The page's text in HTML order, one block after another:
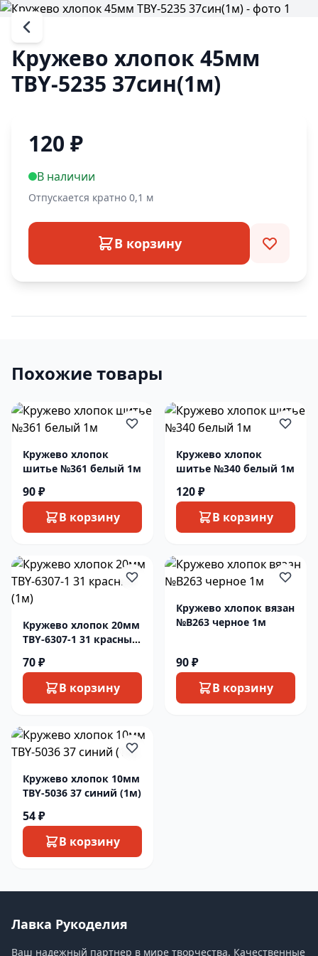
Кружево хлопок 45мм
ТBY-5235 37син(1м)
120 ₽
В наличии
Отпускается кратно 0,1 м
В корзину
Похожие товары
Кружево хлопок
шитье №361 белый 1м
90 ₽
В корзину
Кружево хлопок
шитье №340 белый 1м
120 ₽
В корзину
Кружево хлопок 20мм
ТBY-6307-1 31 красный
70 ₽
В корзину
Кружево хлопок вязан
№В263 черное 1м
90 ₽
В корзину
Кружево хлопок 10мм
ТBY-5036 37 синий (1м)
54 ₽
В корзину
Лавка Рукоделия
Ваш надежный партнер в мире творчества. Качественные